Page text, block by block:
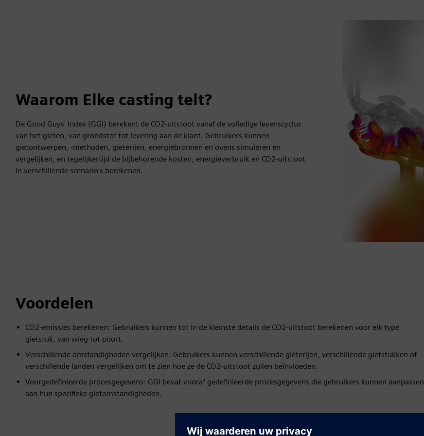
Waarom Elke casting telt?
De Good Guys' Index (GGI) berekent de CO2-uitstoot vanaf de volledige levenscyclus
van het gieten, van grondstof tot levering aan de klant. Gebruikers kunnen
gietontwerpen, -methoden, gieterijen, energiebronnen en ovens simuleren en
vergelijken, en tegelijkertijd de bijbehorende kosten, energieverbruik en CO2-uitstoot
in verschillende scenario's berekenen.
Voordelen
CO2-emissies berekenen: Gebruikers kunnen tot in de kleinste details de CO2-uitstoot berekenen voor elk type
gietstuk, van wieg tot poort.
Verschillende omstandigheden vergelijken: Gebruikers kunnen verschillende gieterijen, verschillende gietstukken of
verschillende landen vergelijken om te zien hoe ze de CO2-uitstoot zullen beïnvloeden.
Voorgedefinieerde procesgegevens: GGI bevat vooraf gedefinieerde procesgegevens die gebruikers kunnen aanpassen
aan hun specifieke gietomstandigheden.